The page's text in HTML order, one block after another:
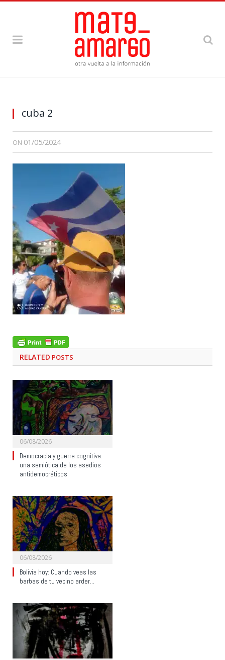
cuba 2
ON 01/05/2024
RELATED POSTS
06/08/2026
Democracia y guerra cognitiva:
una semiótica de los asedios
antidemocráticos
06/08/2026
Bolivia hoy: Cuando veas las
barbas de tu vecino arder…